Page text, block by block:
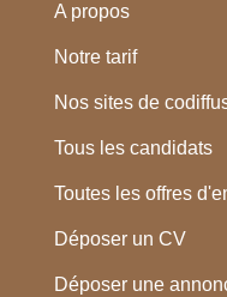
A propos
Notre tarif
Nos sites de
Tous les candidats
Toutes les offres
Déposer un CV
Déposer une